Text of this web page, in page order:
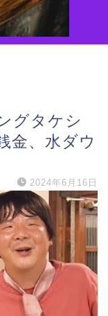
グタケシ
金、水ダウ
2024年6月16日